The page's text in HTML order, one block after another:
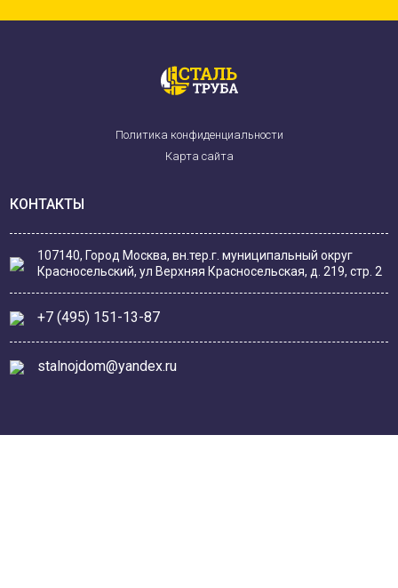
Политика конфиденциальности
Карта сайта
КОНТАКТЫ
107140, Город Москва, вн.тер.г. муниципальный округ
Красносельский, ул Верхняя Красносельская, д. 219, стр. 2
+7 (495) 151-13-87
stalnojdom@yandex.ru